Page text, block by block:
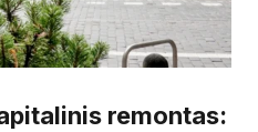
remontas: